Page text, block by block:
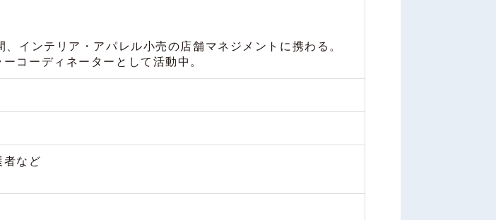
インテリア・アパレル小売の店舗マネジメントに携わる。
コーディネーターとして活動中。
者など